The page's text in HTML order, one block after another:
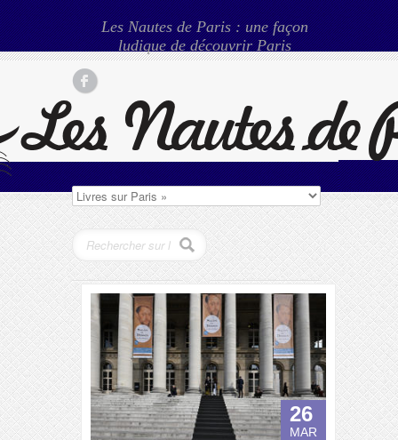
Les Nautes de Paris : une façon
ludique de découvrir Paris
26
MAR